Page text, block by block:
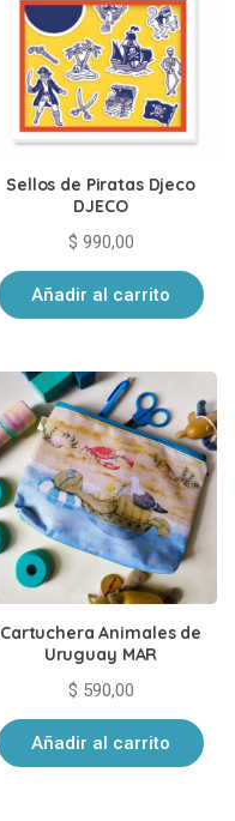
Sellos de Piratas Djeco
DJECO
$ 990,00
Añadir al carrito
Cartuchera Animales de
Uruguay MAR
$ 590,00
Añadir al carrito